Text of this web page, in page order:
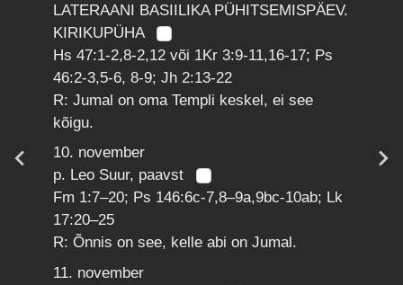
LATERAANI BASIILIKA PÜHITSEMISPÄEV.
KIRIKUPÜHA
Hs 47:1-2,8-2,12 või 1Kr 3:9-11,16-17; Ps
46:2-3,5-6, 8-9; Jh 2:13-22
R: Jumal on oma Templi keskel, ei see
kõigu.
10. november
p. Leo Suur, paavst
Fm 1:7–20; Ps 146:6c-7,8–9a,9bc-10ab; Lk
17:20–25
R: Õnnis on see, kelle abi on Jumal.
11. november